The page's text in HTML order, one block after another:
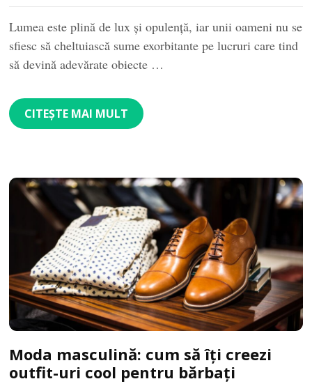
Lumea este plină de lux și opulență, iar unii oameni nu se
sfiesc să cheltuiască sume exorbitante pe lucruri care tind
să devină adevărate obiecte …
CITEȘTE MAI MULT
Moda masculină: cum să îți creezi
outfit-uri cool pentru bărbați